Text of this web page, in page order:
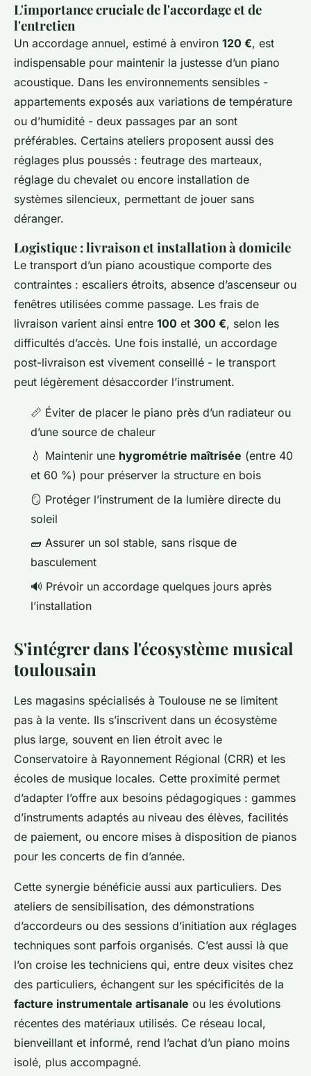
L'importance cruciale de l'accordage et de
l'entretien
Un accordage annuel, estimé à environ 120 €, est
indispensable pour maintenir la justesse d’un piano
acoustique. Dans les environnements sensibles -
appartements exposés aux variations de température
ou d’humidité - deux passages par an sont
préférables. Certains ateliers proposent aussi des
réglages plus poussés : feutrage des marteaux,
réglage du chevalet ou encore installation de
systèmes silencieux, permettant de jouer sans
déranger.
Logistique : livraison et installation à domicile
Le transport d’un piano acoustique comporte des
contraintes : escaliers étroits, absence d’ascenseur ou
fenêtres utilisées comme passage. Les frais de
livraison varient ainsi entre 100 et 300 €, selon les
difficultés d’accès. Une fois installé, un accordage
post-livraison est vivement conseillé - le transport
peut légèrement désaccorder l’instrument.
📏 Éviter de placer le piano près d’un radiateur ou
d’une source de chaleur
💧 Maintenir une hygrométrie maîtrisée (entre 40
et 60 %) pour préserver la structure en bois
🪞 Protéger l’instrument de la lumière directe du
soleil
🧱 Assurer un sol stable, sans risque de
basculement
🔊 Prévoir un accordage quelques jours après
l’installation
S'intégrer dans l'écosystème musical
toulousain
Les magasins spécialisés à Toulouse ne se limitent
pas à la vente. Ils s’inscrivent dans un écosystème
plus large, souvent en lien étroit avec le
Conservatoire à Rayonnement Régional (CRR) et les
écoles de musique locales. Cette proximité permet
d’adapter l’offre aux besoins pédagogiques : gammes
d’instruments adaptés au niveau des élèves, facilités
de paiement, ou encore mises à disposition de pianos
pour les concerts de fin d’année.
Cette synergie bénéficie aussi aux particuliers. Des
ateliers de sensibilisation, des démonstrations
d’accordeurs ou des sessions d’initiation aux réglages
techniques sont parfois organisés. C’est aussi là que
l’on croise les techniciens qui, entre deux visites chez
des particuliers, échangent sur les spécificités de la
facture instrumentale artisanale ou les évolutions
récentes des matériaux utilisés. Ce réseau local,
bienveillant et informé, rend l’achat d’un piano moins
isolé, plus accompagné.